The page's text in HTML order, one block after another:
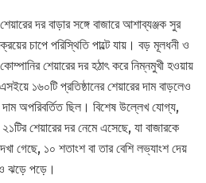
দর বাড়ার সঙ্গে বাজারে আশাব্যঞ্জক সুর
চাপে পরিস্থিতি পাল্টে যায়। বড় মূলধনী ও
শেয়ারের দর হঠাৎ করে নিম্নমুখী হওয়ায়
১৬০টি প্রতিষ্ঠানের শেয়ারের দাম বাড়লেও
অপরিবর্তিত ছিল। বিশেষ উল্লেখ যোগ্য,
২১টির শেয়ারের দর নেমে এসেছে, যা বাজারকে
গেছে, ১০ শতাংশ বা তার বেশি লভ্যাংশ দেয়
ঝড়ে পড়ে।